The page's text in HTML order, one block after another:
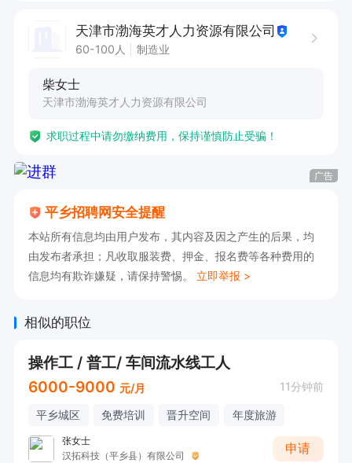
工作时间：上八下七点
天津市渤海英才人力资源有限公司
60-100人 制造业
柴女士
天津市渤海英才人力资源有限公司
求职过程中请勿缴纳费用，保持谨慎防止受骗！
广告
平乡招聘网安全提醒
本站所有信息均由用户发布，其内容及因之产生的后果，均
由发布者承担；凡收取服装费、押金、报名费等各种费用的
信息均有欺诈嫌疑，请保持警惕。 立即举报 >
相似的职位
操作工 / 普工/ 车间流水线工人
6000-9000 元/月 11分钟前
平乡城区 免费培训 晋升空间 年度旅游
张女士
汉拓科技（平乡县）有限公司
申请